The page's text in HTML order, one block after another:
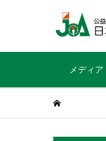
メディア